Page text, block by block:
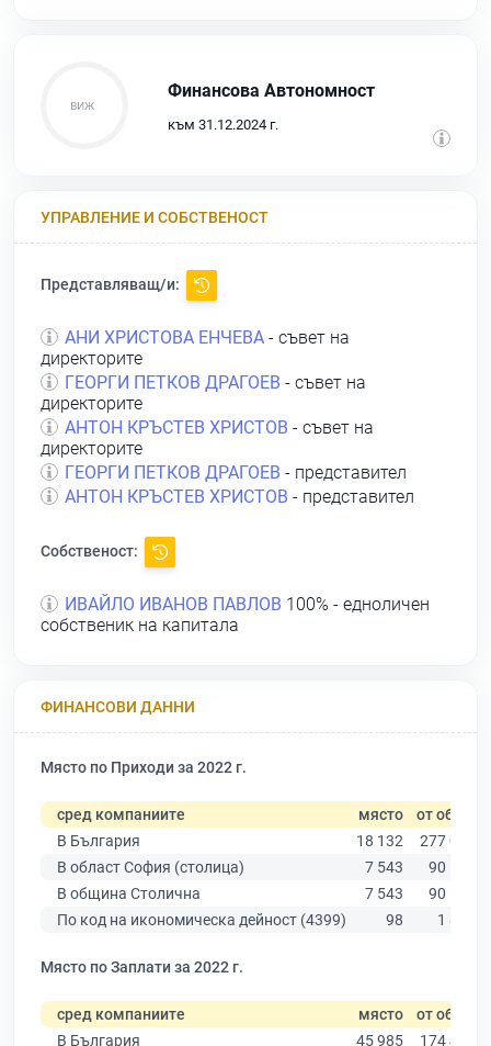
Финансова Автономност
към 31.12.2024 г.
УПРАВЛЕНИЕ И СОБСТВЕНОСТ
Представляващ/и:
АНИ ХРИСТОВА ЕНЧЕВА - съвет на
директорите
ГЕОРГИ ПЕТКОВ ДРАГОЕВ - съвет на
директорите
АНТОН КРЪСТЕВ ХРИСТОВ - съвет на
директорите
ГЕОРГИ ПЕТКОВ ДРАГОЕВ - представител
АНТОН КРЪСТЕВ ХРИСТОВ - представител
Собственост:
ИВАЙЛО ИВАНОВ ПАВЛОВ 100% - едноличен
собственик на капитала
ФИНАНСОВИ ДАННИ
Място по Приходи за 2022 г.
сред компаниите място от общо
В България
18 132
277 019
В област София (столица)
7 543
90 178
В община Столична
7 543
90 178
По код на икономическа дейност (4399)
98 1 839
Място по Заплати за 2022 г.
сред компаниите място от общо
В България
45 985 174 403